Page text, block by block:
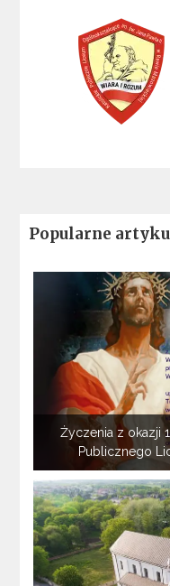
Popularne
Życzenia z okazji
Publicznego